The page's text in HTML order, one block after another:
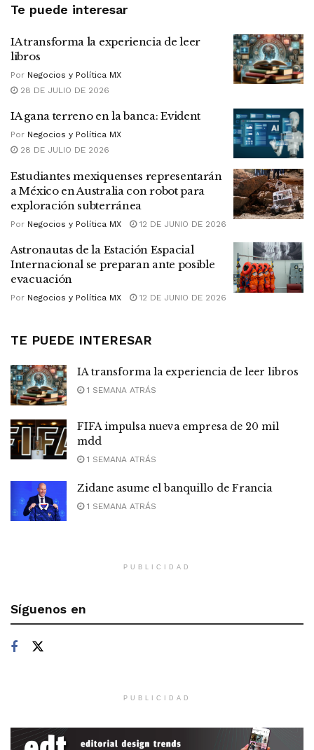
Te puede interesar
IA transforma la experiencia de leer
libros
Por Negocios y Política MX
28 DE JULIO DE 2026
IA gana terreno en la banca: Evident
Por Negocios y Política MX
28 DE JULIO DE 2026
Estudiantes mexiquenses representarán
a México en Australia con robot para
exploración subterránea
Por Negocios y Política MX 12 DE JUNIO DE 2026
Astronautas de la Estación Espacial
Internacional se preparan ante posible
evacuación
Por Negocios y Política MX 12 DE JUNIO DE 2026
TE PUEDE INTERESAR
IA transforma la experiencia de leer libros
1 SEMANA ATRÁS
FIFA impulsa nueva empresa de 20 mil
mdd
1 SEMANA ATRÁS
Zidane asume el banquillo de Francia
1 SEMANA ATRÁS
PUBLICIDAD
Síguenos en
PUBLICIDAD